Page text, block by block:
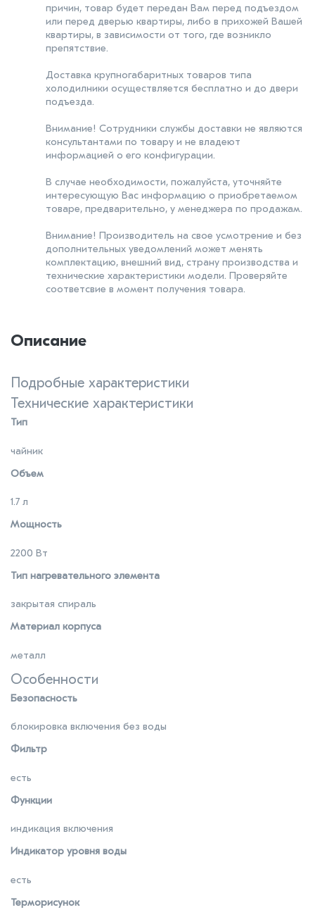
причин, товар будет передан Вам перед подъездом
или перед дверью квартиры, либо в прихожей Вашей
квартиры, в зависимости от того, где возникло
препятствие.
Доставка крупногабаритных товаров типа
холодилники осуществляется бесплатно и до двери
подъезда.
Внимание! Сотрудники службы доставки не являются
консультантами по товару и не владеют
информацией о его конфигурации.
В случае необходимости, пожалуйста, уточняйте
интересующую Вас информацию о приобретаемом
товаре, предварительно, у менеджера по продажам.
Внимание! Производитель на свое усмотрение и без
дополнительных уведомлений может менять
комплектацию, внешний вид, страну производства и
технические характеристики модели. Проверяйте
соответсвие в момент получения товара.
Описание
Подробные характеристики
Технические характеристики
Тип
чайник
Объем
1.7 л
Мощность
2200 Вт
Тип нагревательного элемента
закрытая спираль
Материал корпуса
металл
Особенности
Безопасность
блокировка включения без воды
Фильтр
есть
Функции
индикация включения
Индикатор уровня воды
есть
Терморисунок